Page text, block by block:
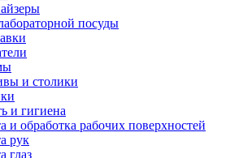
посуды
и столики
и гигиена
и обработка рабочих поверхностей
рук
глаз